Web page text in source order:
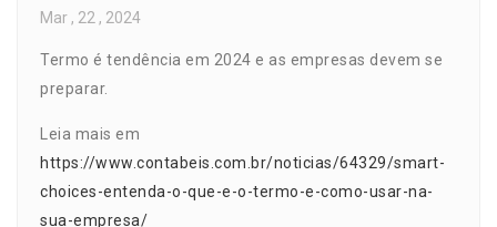
Mar , 22 , 2024
Termo é tendência em 2024 e as empresas devem se
preparar.
Leia mais em
https://www.contabeis.com.br/noticias/64329/smart-
choices-entenda-o-que-e-o-termo-e-como-usar-na-
sua-empresa/